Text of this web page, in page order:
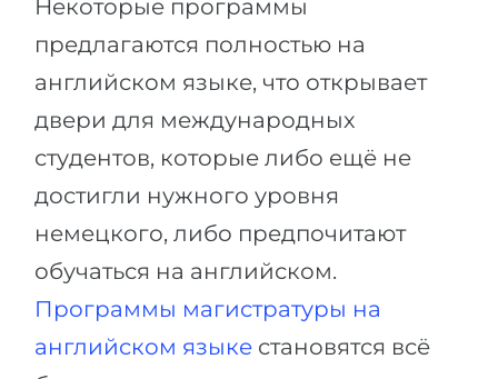
Некоторые программы
предлагаются полностью на
английском языке, что открывает
двери для международных
студентов, которые либо ещё не
достигли нужного уровня
немецкого, либо предпочитают
обучаться на английском.
Программы магистратуры на
английском языке становятся всё